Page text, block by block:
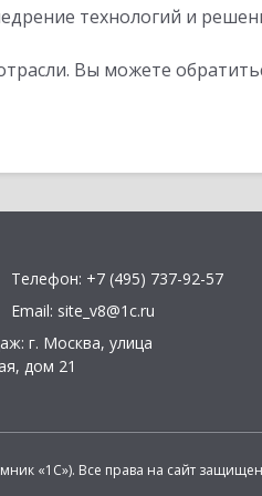
технологий и
Вы можете
Телефон: +7 (495) 737-92-57
Email: site_v8@1c.ru
г. Москва, улица
дом 21
«1С»). Все права на сайт